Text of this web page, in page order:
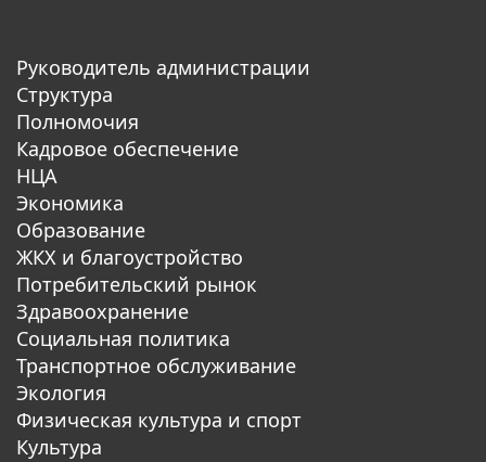
Руководитель администрации
Структура
Полномочия
Кадровое обеспечение
НЦА
Экономика
Образование
ЖКХ и благоустройство
Потребительский рынок
Здравоохранение
Социальная политика
Транспортное обслуживание
Экология
Физическая культура и спорт
Культура